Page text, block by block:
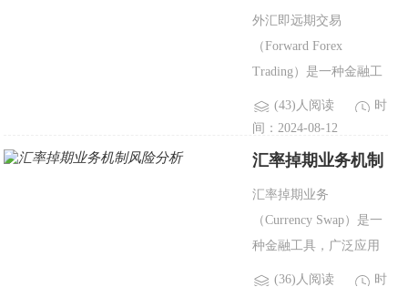
化收益。然而，多元化
投资也..
外汇即远期交易
（Forward Forex
Trading）是一种金融工
具，允许交易者以预定
的汇率在未来某一日期
买入或卖出一定金额的
用于对冲风险或投机，
但它也存在一系列..
(43)人阅读
时
间：2024-08-12
汇率掉期业务机制
汇率掉期业务
（Currency Swap）是一
种金融工具，广泛应用
于外汇市场和跨国公司
(36)人阅读
时